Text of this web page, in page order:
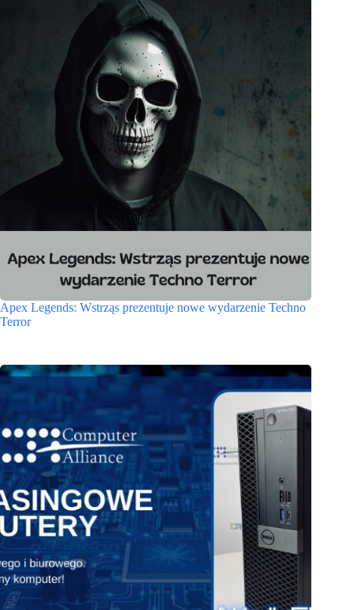
Apex Legends: Wstrząs prezentuje nowe wydarzenie Techno
Terror